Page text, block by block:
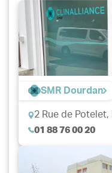
SMR Dourdan
2 Rue de Potelet,
01 88 76 00 20